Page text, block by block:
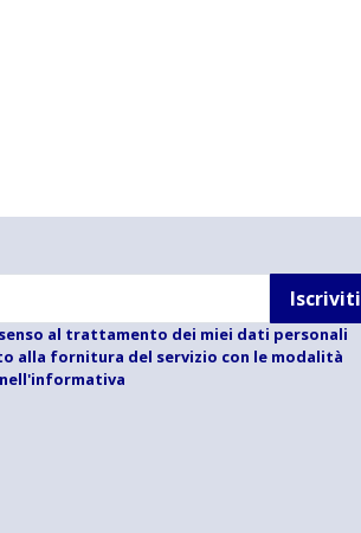
Iscriviti
al trattamento dei miei dati personali
alla fornitura del servizio con le modalità
nell'informativa